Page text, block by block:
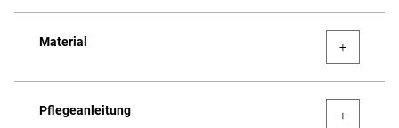
Material
Pflegeanleitung